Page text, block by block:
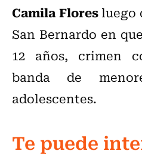
Camila Floresluego
San Bernardo en
12 años, crimen
banda de
adolescentes.
Te puede